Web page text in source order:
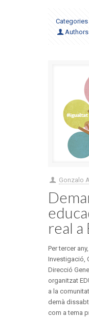
Categories
Authors
Gonzalo
real a
Per tercer
Investigació,
Direcció
organitzat
a la
demà
com a tema